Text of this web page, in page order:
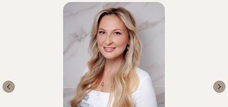
Желаемая дата приема
количество свободных мест, поэтому
рекомендуем записываться заранее.